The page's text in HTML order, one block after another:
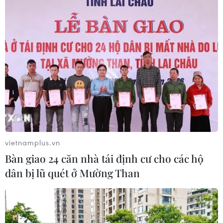
7 tháng năm 2026:
Tổng vốn đầu tư nước ngoài đăng ký
vào Việt Nam tăng 58%
03/08/2026 23:48
Kế hoạch đồng tiền chung Tây Phi
đối mặt thách thức
03/08/2026 23:10
Mỹ bán đồng euro để hỗ trợ Nhật
Bản vực dậy đồng yen
03/08/2026 15:34
vietnamplus.vn
Bàn giao 24 căn nhà tái định cư cho các hộ
dân bị lũ quét ở Mường Than